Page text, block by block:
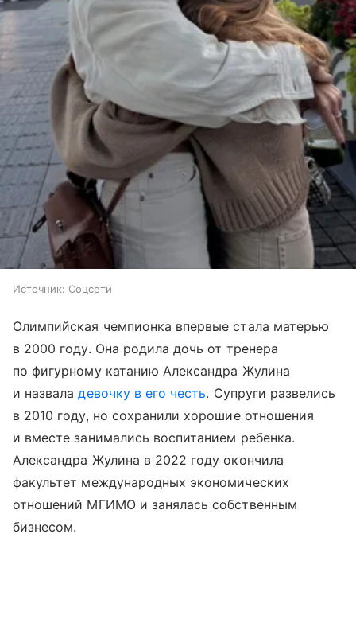
Источник: Соцсети
Олимпийская чемпионка впервые стала матерью
в 2000 году. Она родила дочь от тренера
по фигурному катанию Александра Жулина
и назваладевочку в его честь. Супруги развелись
в 2010 году, но сохранили хорошие отношения
и вместе занимались воспитанием ребенка.
Александра Жулина в 2022 году окончила
факультет международных экономических
отношений МГИМО и занялась собственным
бизнесом.